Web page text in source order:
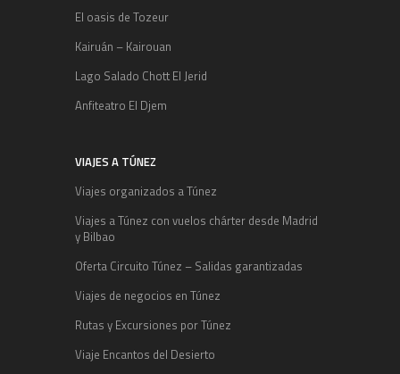
El oasis de Tozeur
Kairuán – Kairouan
Lago Salado Chott El Jerid
Anfiteatro El Djem
VIAJES A TÚNEZ
Viajes organizados a Túnez
Viajes a Túnez con vuelos chárter desde Madrid
y Bilbao
Oferta Circuito Túnez – Salidas garantizadas
Viajes de negocios en Túnez
Rutas y Excursiones por Túnez
Viaje Encantos del Desierto